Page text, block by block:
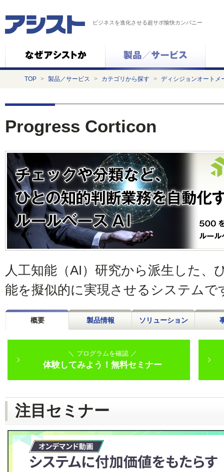
ビジネスを進化させる超サポ愉快カンパニー
TOP > 製品／サービス > カテゴリから探す > ディシジョンオートメ
Progress Corticon
人工知能（AI）研究から派生した、
能を擬似的に実現させるシステムで
概要 製品情報 ソリューション
＼ プログラムを確認 ／
体験してみよう！無料セミナー
注目セミナー